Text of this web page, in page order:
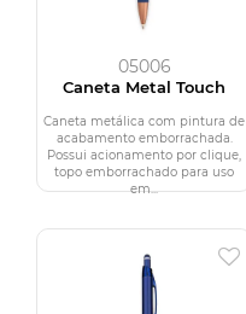
05006
Caneta Metal Touch
Caneta metálica com pintura de
acabamento emborrachada.
Possui acionamento por clique,
topo emborrachado para uso
em...